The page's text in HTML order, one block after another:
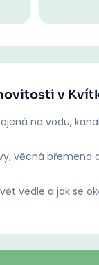
v
na vodu,
věcná břemena
vedle a jak se